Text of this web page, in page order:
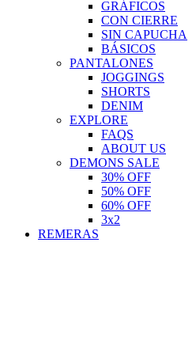
GRÁFICOS
CON CIERRE
SIN CAPUCHA
BÁSICOS
PANTALONES
JOGGINGS
SHORTS
DENIM
EXPLORE
FAQS
ABOUT US
DEMONS SALE
30% OFF
50% OFF
60% OFF
3x2
REMERAS